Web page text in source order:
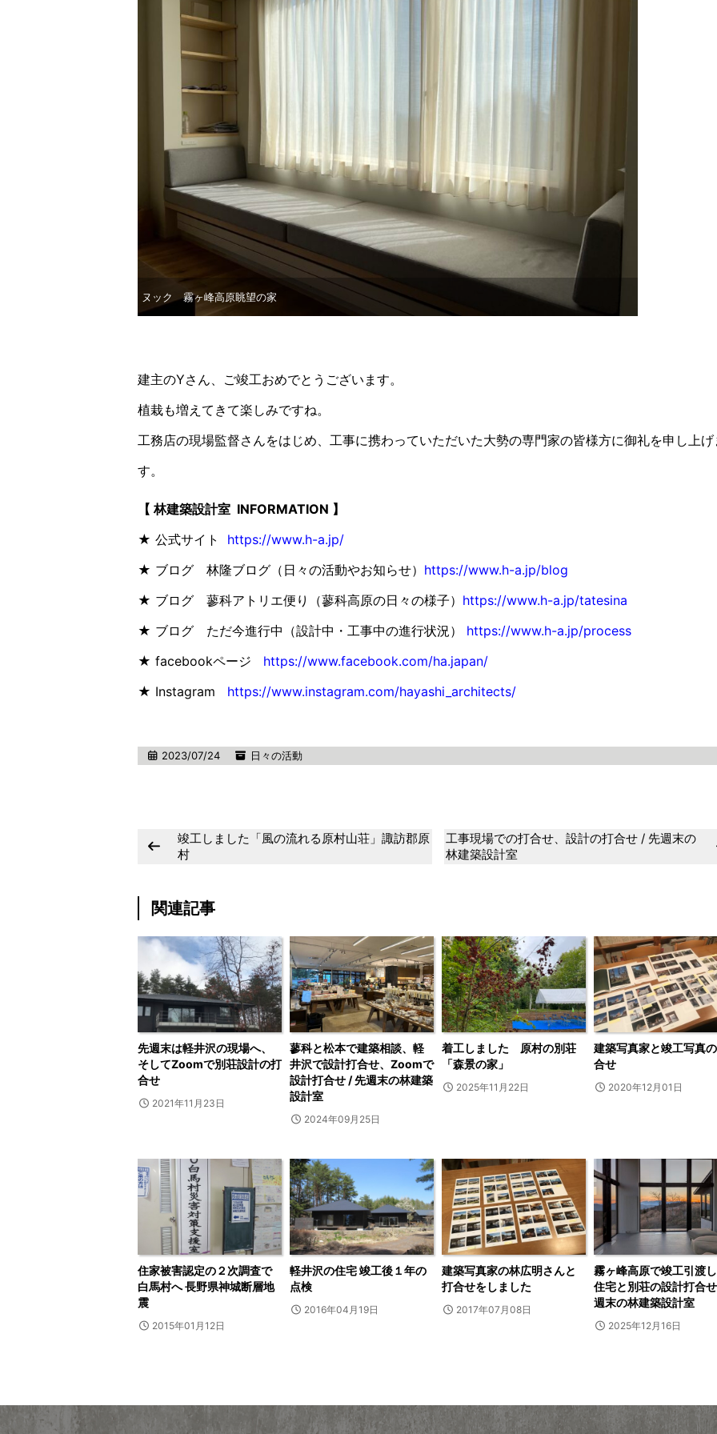
ヌック 霧ヶ峰高原眺望の家
建主のYさん、ご竣工おめでとうございます。
植栽も増えてきて楽しみですね。
工務店の現場監督さんをはじめ、工事に携わっていただいた大勢の専門家の皆様方に御礼を申し上げ
す。
【 林建築設計室 INFORMATION 】
★ 公式サイト https://www.h-a.jp/
★ ブログ 林隆ブログ（日々の活動やお知らせ） https://www.h-a.jp/blog
★ ブログ 蓼科アトリエ便り（蓼科高原の日々の様子） https://www.h-a.jp/tatesina
★ ブログ ただ今進行中（設計中・工事中の進行状況） https://www.h-a.jp/process
★ facebookページ https://www.facebook.com/ha.japan/
★ Instagram https://www.instagram.com/hayashi_architects/
2023/07/24 日々の活動
竣工しました「風の流れる原村山荘」諏訪郡原
村
工事現場での打合せ、設計の打合せ / 先週末の
林建築設計室
関連記事
先週末は軽井沢の現場へ、
そしてZoomで別荘設計の打
合せ
2021年11月23日
蓼科と松本で建築相談、軽
井沢で設計打合せ、Zoomで
設計打合せ / 先週末の林建築
設計室
2024年09月25日
着工しました 原村の別荘
「森景の家」
2025年11月22日
建築写真家と竣工写真
合せ
2020年12月01日
住家被害認定の２次調査で
白馬村へ 長野県神城断層地
震
2015年01月12日
軽井沢の住宅 竣工後１年の
点検
2016年04月19日
建築写真家の林広明さんと
打合せをしました
2017年07月08日
霧ヶ峰高原で竣工引渡
住宅と別荘の設計打合
週末の林建築設計室
2025年12月16日